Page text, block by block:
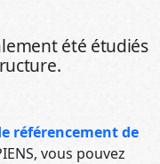
été étudiés
référencement de
vous pouvez